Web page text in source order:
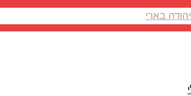
בארי